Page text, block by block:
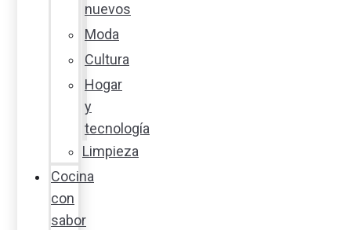
nuevos
Moda
Cultura
Hogar
y
tecnología
Limpieza
Cocina
con
sabor